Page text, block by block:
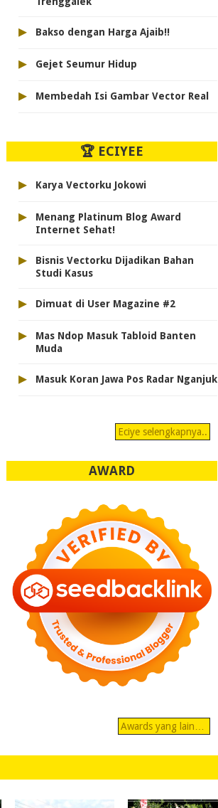
▸ Bakso dengan Harga Ajaib!!
▸ Gejet Seumur Hidup
▸ Membedah Isi Gambar Vector Real
🏆 ECIYEE
▸ Karya Vectorku Jokowi
▸
Menang Platinum Blog Award
Internet Sehat!
▸
Bisnis Vectorku Dijadikan Bahan
Studi Kasus
▸ Dimuat di User Magazine #2
▸
Mas Ndop Masuk Tabloid Banten
Muda
▸ Masuk Koran Jawa Pos Radar Nganjuk
Eciye selengkapnya..
AWARD
Awards yang lain…